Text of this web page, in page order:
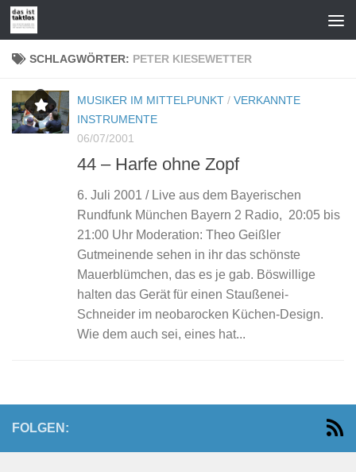
Zum Inhalt springen
SCHLAGWÖRTER: PETER KIESEWETTER
MUSIKER IM MITTELPUNKT / VERKANNTE
INSTRUMENTE
06/07/2001
44 – Harfe ohne Zopf
6. Juli 2001 / Live aus dem Bayerischen
Rundfunk München Bayern 2 Radio, 20:05 bis
21:00 Uhr Moderation: Theo Geißler
Gutmeinende sehen in ihr das schönste
Mauerblümchen, das es je gab. Böswillige
halten das Gerät für einen Staußenei-
Schneider im neobarocken Küchen-Design.
Wie dem auch sei, eines hat...
FOLGEN: